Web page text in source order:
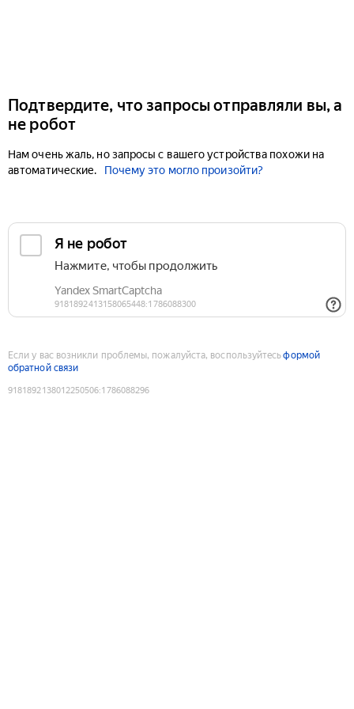
Подтвердите, что запросы отправляли вы, а
не робот
Нам очень жаль, но запросы с вашего устройства похожи на
автоматические.
Почему это могло произойти?
Если у вас возникли проблемы, пожалуйста, воспользуйтесьформой
обратной связи
9181892138012250506:1786088296